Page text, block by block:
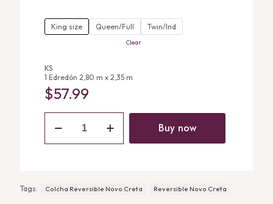
through
$57.99
King size Queen/Full Twin/Ind
Clear
KS
1 Edredón 2,80 m x 2,35 m
$57.99
Reversible
Creta
Buy now
Tags: Colcha Reversible Novo Creta Reversible Novo Creta